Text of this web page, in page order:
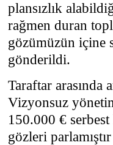
plansızlık
rağmen duran
gözümüzün içine
gönderildi.
Taraftar
Vizyonsuz
150.000 €
gözleri